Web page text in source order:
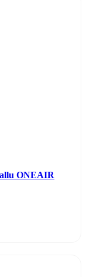
ONEAIR